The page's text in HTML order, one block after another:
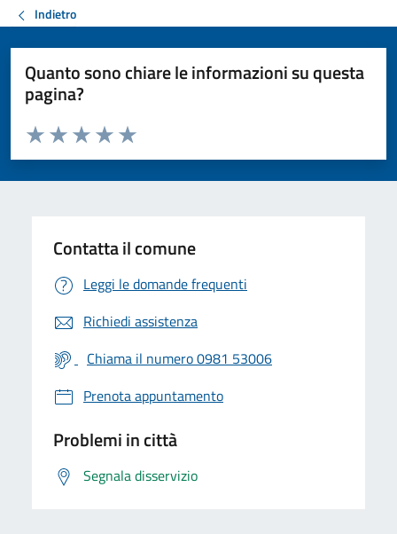
Indietro
Quanto sono chiare le informazioni su questa
pagina?
Valuta da 1 a 5 stelle la pagina
Valuta 5 stelle su 5
Valuta 4 stelle su 5
Valuta 3 stelle su 5
Valuta 2 stelle su 5
Valuta 1 stelle su 5
Contatta il comune
Leggi le domande frequenti
Richiedi assistenza
Chiama il numero 0981 53006
Prenota appuntamento
Problemi in città
Segnala disservizio